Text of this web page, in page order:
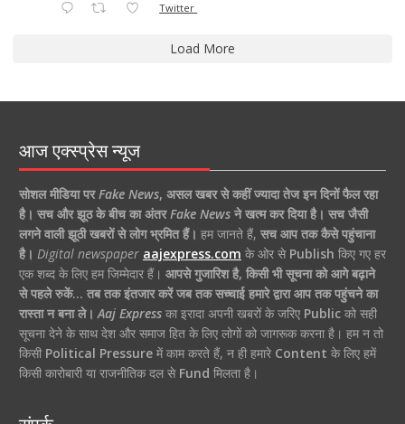
Twitter
Load More
आज एक्स्प्रेस न्यूज
सोशल मीडिया परFake News, असल खबर से कहीं ज्यादा तेज इन दिनों फैल रहा
है। सच और झूठ के बीच का अंतरFake Newsने खत्म कर दिया है। सच जैसी
लगने वाली झूठी खबरों से लोग भ्रमित हैं। हम जानते हैं, सच आप तक कैसे पहुंचाना
है। Digital newspaper aajexpress.com के ओर से Publish किए गए हर
एक शब्द के लिए हम जिम्मेदार हैं। आपसे गुजारिश है, किसी भी सूचना को आगे बढ़ाने
से पहले रुकें… तब तक इंतजार करें जब तक सच्चाई हमारे द्वारा आप तक पहुंचने का
रास्ता न बना ले। Aaj Expressका इरादा अपनी खबरों के जरिए Publicको सही
सूचना देने के साथ देश और समाज हित के लिए लोगों को जागरूक करना है। हम न तो
किसी Political Pressureमें काम करते हैं, न ही हमारे Content के लिए हमें
किसी कारोबारी या राजनीतिक दल से Fund मिलता है।